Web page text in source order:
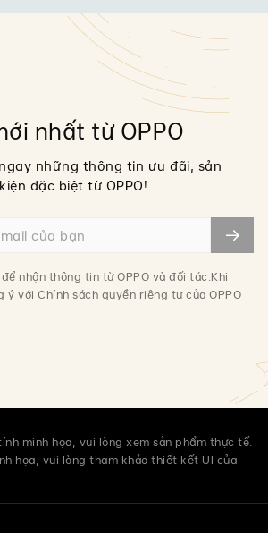
nhất từ OPPO
những thông tin ưu đãi, sản
đặc biệt từ OPPO!
nhận thông tin từ OPPO và đối tác.Khi
ý với Chính sách quyền riêng tư của OPPO
minh họa, vui lòng xem sản phẩm thực tế.
họa, vui lòng tham khảo thiết kết UI của